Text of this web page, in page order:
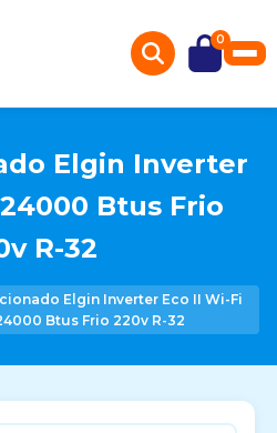
0
Elgin Inverter
Btus Frio
R-32
Elgin Inverter Eco II Wi-Fi
Btus Frio 220v R-32